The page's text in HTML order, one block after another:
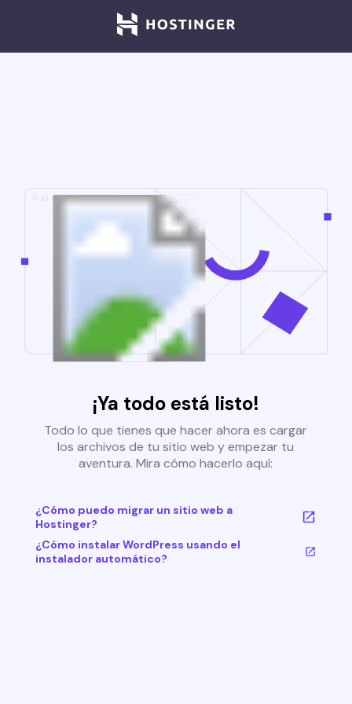
¡Ya todo está listo!
Todo lo que tienes que hacer ahora es cargar
los archivos de tu sitio web y empezar tu
aventura. Mira cómo hacerlo aquí:
¿Cómo puedo migrar un sitio web a
Hostinger?
¿Cómo instalar WordPress usando el
instalador automático?